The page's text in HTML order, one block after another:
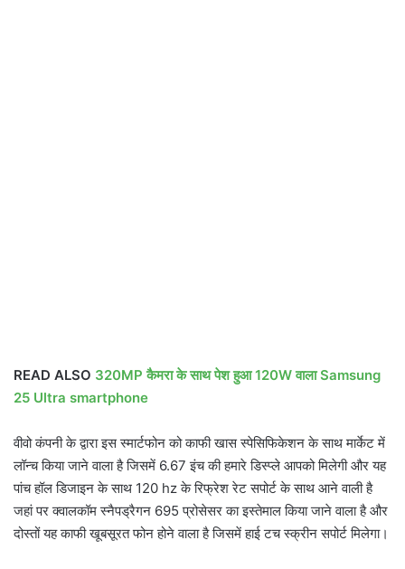
READ ALSO 320MP कैमरा के साथ पेश हुआ 120W वाला Samsung
25 Ultra smartphone
वीवो कंपनी के द्वारा इस स्मार्टफोन को काफी खास स्पेसिफिकेशन के साथ मार्केट में
लॉन्च किया जाने वाला है जिसमें 6.67 इंच की हमारे डिस्प्ले आपको मिलेगी और यह
पांच हॉल डिजाइन के साथ 120 hz के रिफ्रेश रेट सपोर्ट के साथ आने वाली है
जहां पर क्वालकॉम स्नैपड्रैगन 695 प्रोसेसर का इस्तेमाल किया जाने वाला है और
दोस्तों यह काफी खूबसूरत फोन होने वाला है जिसमें हाई टच स्क्रीन सपोर्ट मिलेगा।